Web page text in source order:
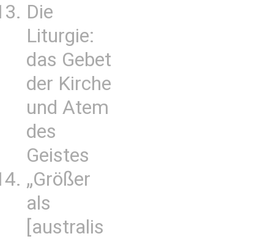
Die
Liturgie:
das Gebet
der Kirche
und Atem
des
Geistes
„Größer
als
[australis